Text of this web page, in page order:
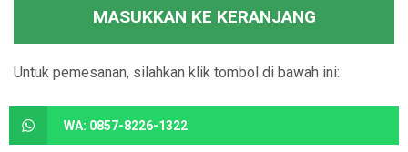
MASUKKAN KE KERANJANG
Untuk pemesanan, silahkan klik tombol di bawah ini:
WA: 0857-8226-1322